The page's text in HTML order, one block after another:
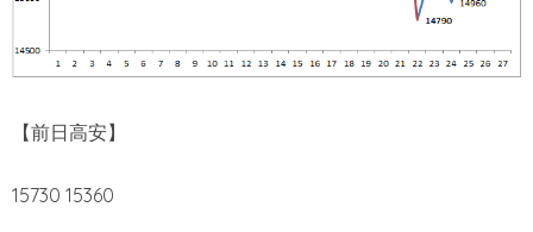
【前日高安】
15730 15360